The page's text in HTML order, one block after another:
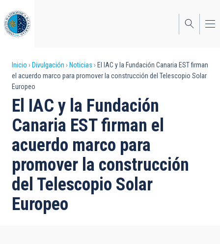
al
contenido
principal
Sobrescribir
enlaces
de
ayuda
a
la
navegación
Inicio Divulgación Noticias
El IAC y la Fundación Canaria EST firman
el acuerdo marco para promover la construcción del Telescopio Solar
Europeo
El IAC y la Fundación
Canaria EST firman el
acuerdo marco para
promover la construcción
del Telescopio Solar
Europeo